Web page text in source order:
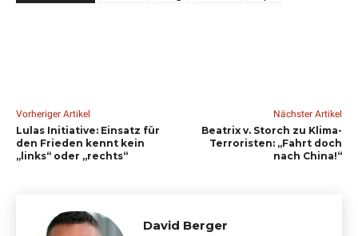
Vorheriger Artikel
Lulas Initiative: Einsatz für
den Frieden kennt kein
„links“ oder „rechts“
Nächster Artikel
Beatrix v. Storch zu Klima-
Terroristen: „Fahrt doch
nach China!“
David Berger